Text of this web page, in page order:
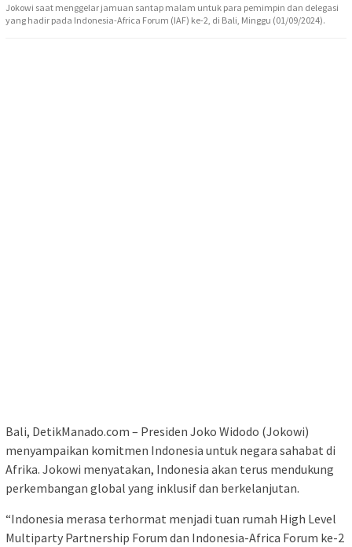
Jokowi saat menggelar jamuan santap malam untuk para pemimpin dan delegasi
yang hadir pada Indonesia-Africa Forum (IAF) ke-2, di Bali, Minggu (01/09/2024).
Bali, DetikManado.com – Presiden Joko Widodo (Jokowi)
menyampaikan komitmen Indonesia untuk negara sahabat di
Afrika. Jokowi menyatakan, Indonesia akan terus mendukung
perkembangan global yang inklusif dan berkelanjutan.
“Indonesia merasa terhormat menjadi tuan rumah High Level
Multiparty Partnership Forum dan Indonesia-Africa Forum ke-2